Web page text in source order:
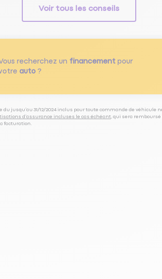
Voir tous les conseils
recherchez un financementpour
auto?
du jusqu’au 31/12/2024 inclus pour toute commande de véhicule
d’assurance incluses le cas échéant, qui sera
facturation.